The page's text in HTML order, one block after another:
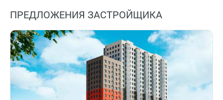
ПРЕДЛОЖЕНИЯ ЗАСТРОЙЩИКА